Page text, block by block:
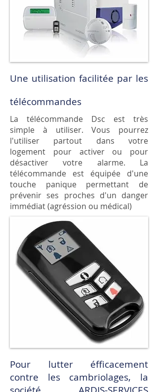
Pour lutter éfficacement
contre les cambriolages, la
Une utilisation facilitée par les
télécommandes
La télécommande Dsc est très
simple à utiliser. Vous pourrez
l'utiliser partout dans votre
logement pour activer ou pour
désactiver votre alarme. La
télécommande est équipée d'une
touche panique permettant de
prévenir ses proches d'un danger
immédiat (agréssion ou médical)